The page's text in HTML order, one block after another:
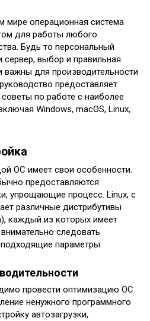
операционная система
для работы любого
Будь то персональный
выбор и правильная
важны для производительности
предоставляет
по работе с наиболее
Windows, macOS, Linux,
ОС имеет свои особенности.
предоставляются
упрощающие процесс. Linux, с
различные дистрибутивы
каждый из которых имеет
следовать
параметры.
провести оптимизацию ОС.
ненужного программного
автозагрузки,